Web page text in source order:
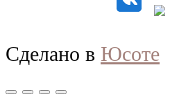
Сделано в Юсоте